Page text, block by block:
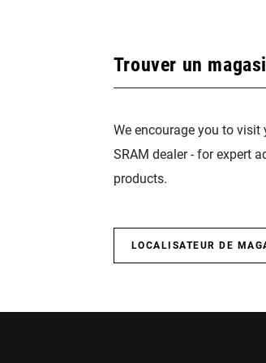
Trouver un
We encourage you to
SRAM dealer - for expert
products.
LOCALISATEUR DE